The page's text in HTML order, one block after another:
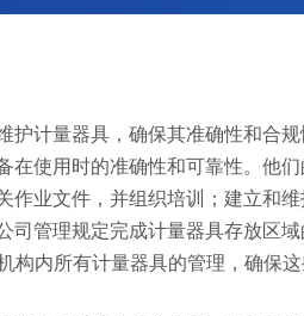
护计量器具，确保其准确性和合
在使用时的准确性和可靠性。他
作业文件，并组织培训；建立和
司管理规定完成计量器具存放区
构内所有计量器具的管理，确保